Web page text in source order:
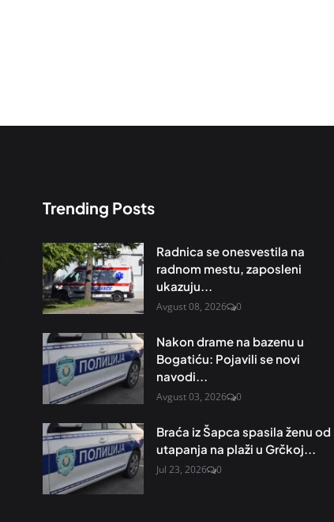
Trending Posts
Radnica se onesvestila na
radnom mestu, zaposleni
ukazuju...
Avgust 08, 2026 0
Nakon drame na bazenu u
Bogatiću: Pojavili se novi
navodi...
Avgust 03, 2026 0
Braća iz Šapca spasila ženu od
utapanja na plaži u Grčkoj...
Jul 23, 2026 0